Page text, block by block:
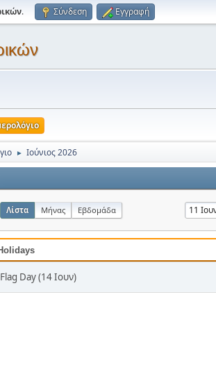
. Σύνδεση Εγγραφή
► Ιούνιος 2026
Λίστα Μήνας Εβδομάδα
Flag Day (14 Ιουν)